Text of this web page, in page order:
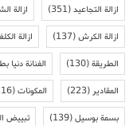
ازالة التجاعيد(351) ازالة
ازالة الكرش(137) ازالة
الطريقة(130) الفنانة دنيا
المقادير(223) المكونات(116)
بسمة بوسيل(139) تبييض